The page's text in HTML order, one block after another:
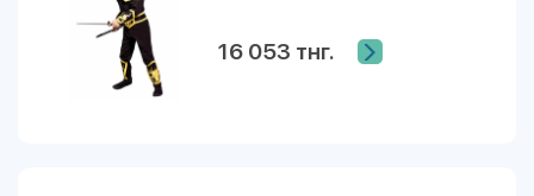
16 053 тнг.